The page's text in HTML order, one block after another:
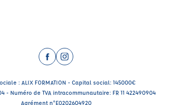
Facebook (nouvelle fenêtre)
Instagram (nouvelle fenêtre)
: ALIX FORMATION - Capital social: 145000€
- Numéro de TVA intracommunautaire: FR 11 422490904
Agrément n°E0202604920